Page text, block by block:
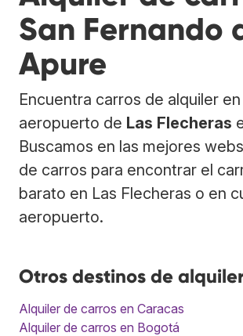
San Fernando
Apure
Encuentra carros de alquiler
aeropuerto de Las Flecheras
Buscamos en las mejores
de carros para encontrar el
barato en Las Flecheras o en
aeropuerto.
Otros destinos de
Alquiler de carros en Caracas
Alquiler de carros en Bogotá